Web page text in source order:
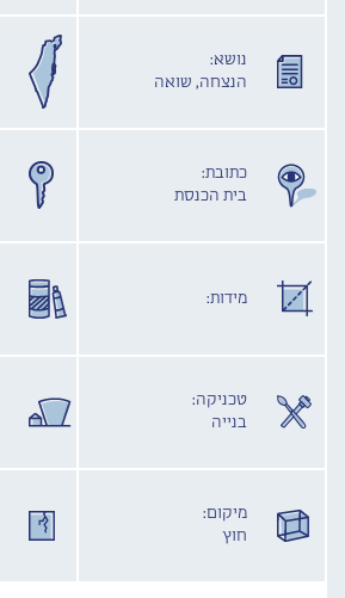
נושא:
הנצחה, שואה
כתובת:
בית הכנסת
מידות:
טכניקה:
בנייה
מיקום:
חוץ